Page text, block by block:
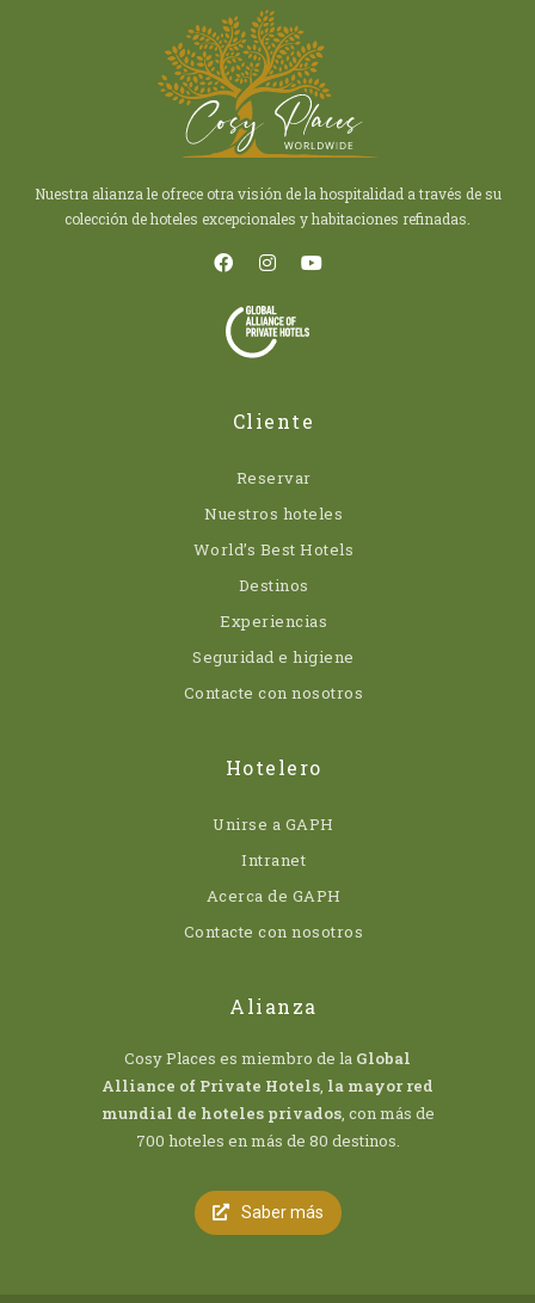
Nuestra alianza le ofrece otra visión de la hospitalidad a través de su
colección de hoteles excepcionales y habitaciones refinadas.
Cliente
Reservar
Nuestros hoteles
World’s Best Hotels
Destinos
Experiencias
Seguridad e higiene
Contacte con nosotros
Hotelero
Unirse a GAPH
Intranet
Acerca de GAPH
Contacte con nosotros
Alianza
Cosy Places es miembro de la Global
Alliance of Private Hotels, la mayor red
mundial de hoteles privados, con más de
700 hoteles en más de 80 destinos.
Saber más